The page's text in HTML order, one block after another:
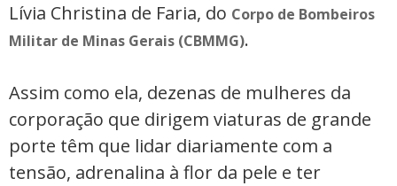
Lívia Christina de Faria, do Corpo de Bombeiros
Militar de Minas Gerais (CBMMG).
Assim como ela, dezenas de mulheres da
corporação que dirigem viaturas de grande
porte têm que lidar diariamente com a
tensão, adrenalina à flor da pele e ter